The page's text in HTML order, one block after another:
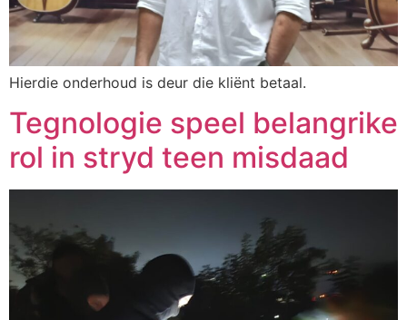
Hierdie onderhoud is deur die kliënt betaal.
Tegnologie speel belangrike
rol in stryd teen misdaad